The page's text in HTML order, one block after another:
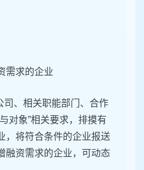
需求的企业
司、相关职能部门、合作
对象”相关要求，排摸有
，将符合条件的企业报送
融资需求的企业，可动态